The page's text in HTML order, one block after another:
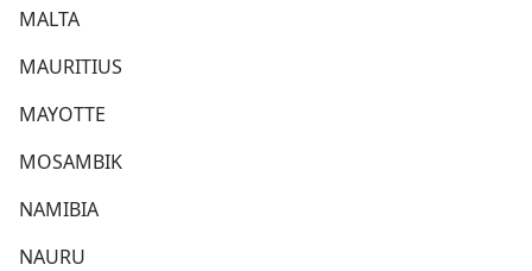
MALTA
MAURITIUS
MAYOTTE
MOSAMBIK
NAMIBIA
NAURU